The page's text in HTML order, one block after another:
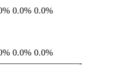
0.0% 0.0%
0.0% 0.0%